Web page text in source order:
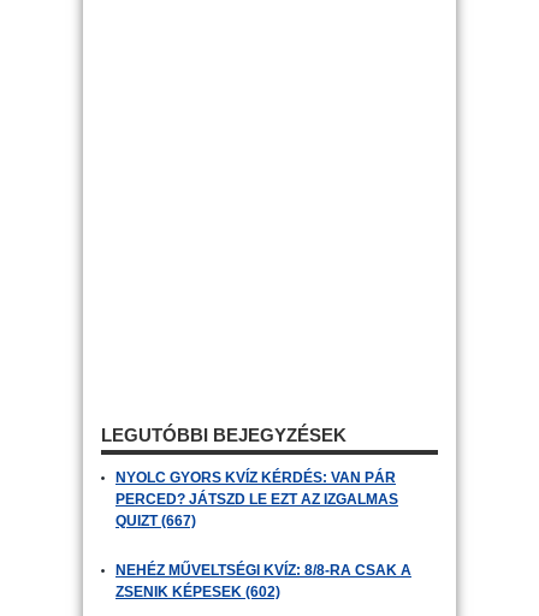
LEGUTÓBBI BEJEGYZÉSEK
NYOLC GYORS KVÍZ KÉRDÉS: VAN PÁR
PERCED? JÁTSZD LE EZT AZ IZGALMAS
QUIZT (667)
NEHÉZ MŰVELTSÉGI KVÍZ: 8/8-RA CSAK A
ZSENIK KÉPESEK (602)